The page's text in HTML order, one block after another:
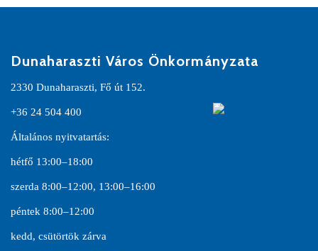
Dunaharaszti Város Önkormányzata
2330 Dunaharaszti, Fő út 152.
+36 24 504 400
Általános nyitvatartás:
hétfő 13:00–18:00
szerda 8:00–12:00, 13:00–16:00
péntek 8:00–12:00
kedd, csütörtök zárva